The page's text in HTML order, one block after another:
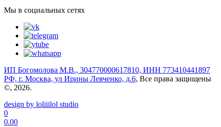
Мы в социальных сетях
ИП Богомолова М.В., 304770000617810, ИНН 773410441897
РФ, г. Москва, ул Ирины Левченко, д.6, Все права защищены
©, 2026.
design by loliiilol studio
0
0.00